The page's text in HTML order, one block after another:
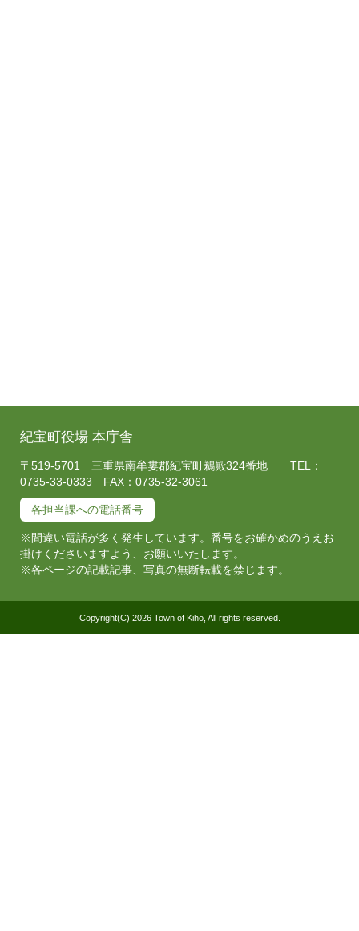
紀宝町役場 本庁舎
〒519-5701 三重県南牟婁郡紀宝町鵜殿324番地 TEL：
0735-33-0333 FAX：0735-32-3061
各担当課への電話番号
※間違い電話が多く発生しています。番号をお確かめのうえお
掛けくださいますよう、お願いいたします。
※各ページの記載記事、写真の無断転載を禁じます。
Copyright(C) 2026 Town of Kiho, All rights reserved.